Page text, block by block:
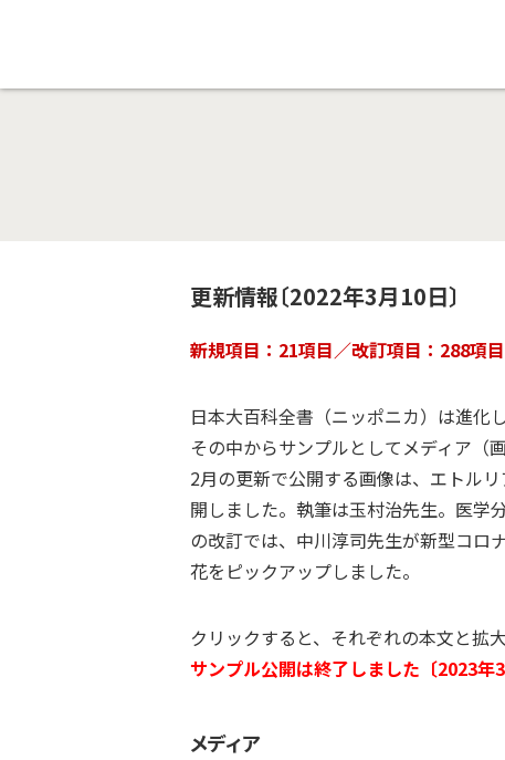
更新情報〔2022年3月10日〕
新規項目：21項目／改訂項目：288項
日本大百科全書（ニッポニカ）は進化
その中からサンプルとしてメディア（
2月の更新で公開する画像は、エトル
開しました。執筆は玉村治先生。医学
の改訂では、中川淳司先生が新型コロ
花をピックアップしました。
クリックすると、それぞれの本文と拡
サンプル公開は終了しました〔2023年3
メディア